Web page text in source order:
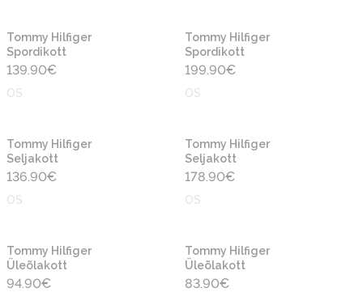
Tommy Hilfiger
Spordikott
139.90€
OS
Tommy Hilfiger
Spordikott
199.90€
OS
Tommy Hilfiger
Seljakott
136.90€
OS
Tommy Hilfiger
Seljakott
178.90€
OS
Tommy Hilfiger
Üleõlakott
94.90€
Tommy Hilfiger
Üleõlakott
83.90€